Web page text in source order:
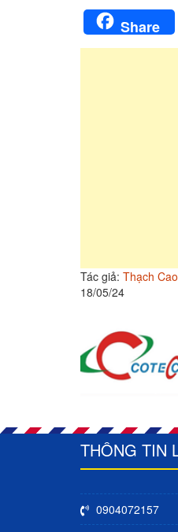
Share
Tác giả: Thạch
18/05/24
THÔNG TIN
0904072157